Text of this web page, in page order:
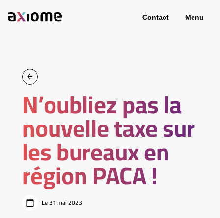
Contact Menu
N’oubliez pas la
nouvelle taxe sur
les bureaux en
région PACA !
Le 31 mai 2023